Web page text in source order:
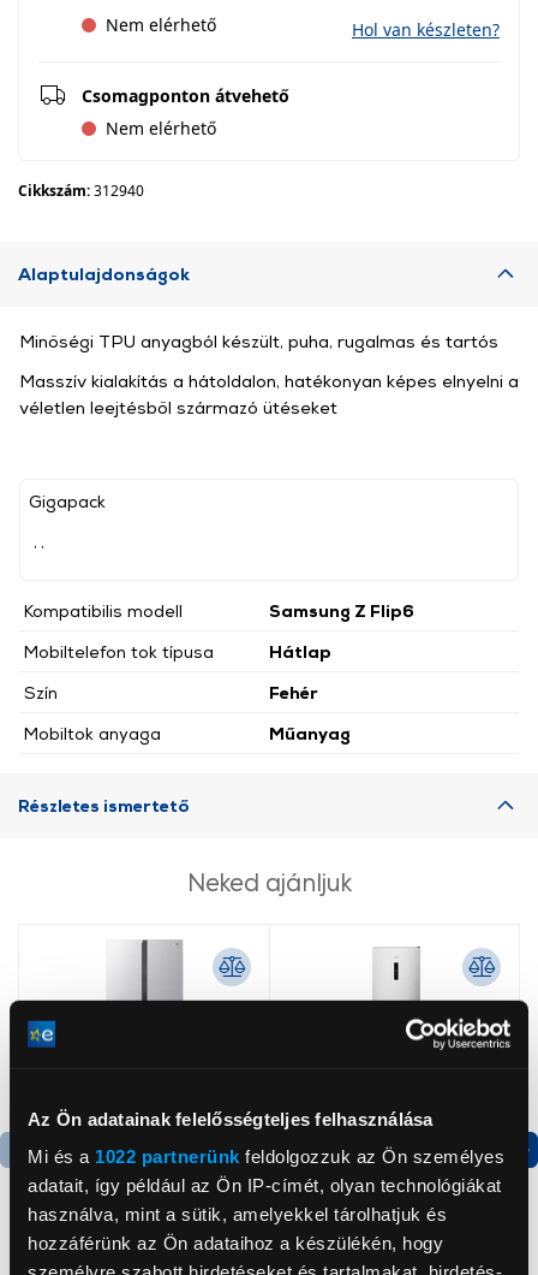
Az Ön adatainak felelősségteljes felhasználása
Mi és a 1022 partnerünk feldolgozzuk az Ön személyes
adatait, így például az Ön IP-címét, olyan technológiákat
használva, mint a sütik, amelyekkel tárolhatjuk és
hozzáférünk az Ön adataihoz a készülékén, hogy
Nem elérhető
Hol van készleten?
Csomagponton átvehető
Nem elérhető
Cikkszám:312940
Alaptulajdonságok
Gigapack
Kompatibilis modell
Samsung Z Flip6
Mobiltelefon tok típusa
Hátlap
Szín
Fehér
Mobiltok anyaga
Műanyag
Minőségi TPU anyagból készült, puha, rugalmas és tartós
Masszív kialakítás a hátoldalon, hatékonyan képes elnyelni a
véletlen leejtésből származó ütéseket
Részletes ismertető
Neked ajánljuk
Termék adatlap
Gorenje NRS8182KX Side
Termék adatlap
Gorenje N619EAXL4